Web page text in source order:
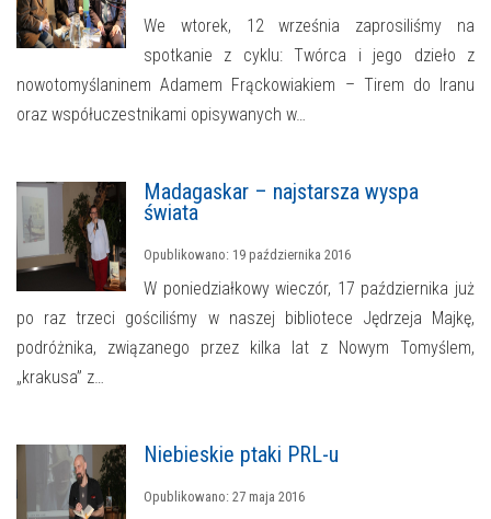
We wtorek, 12 września zaprosiliśmy na
spotkanie z cyklu: Twórca i jego dzieło z
nowotomyślaninem Adamem Frąckowiakiem – Tirem do Iranu
oraz współuczestnikami opisywanych w…
Madagaskar – najstarsza wyspa
świata
Opublikowano: 19 października 2016
W poniedziałkowy wieczór, 17 października już
po raz trzeci gościliśmy w naszej bibliotece Jędrzeja Majkę,
podróżnika, związanego przez kilka lat z Nowym Tomyślem,
„krakusa” z…
Niebieskie ptaki PRL-u
Opublikowano: 27 maja 2016